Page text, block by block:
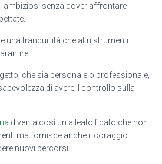
ambiziosi senza dover affrontare
una tranquillità che altri strumenti
che sia personale o professionale,
di avere il controllo sulla
diventa così un alleato fidato che non
ma fornisce anche il coraggio
nuovi percorsi.